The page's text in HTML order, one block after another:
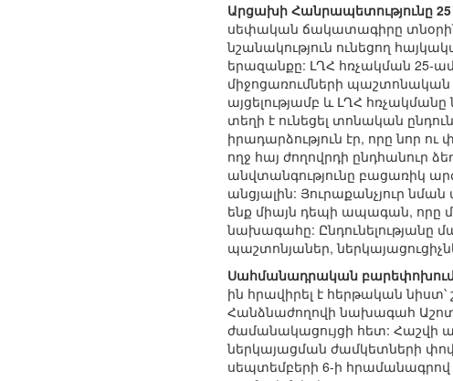
Արցախի Հանրապետությունը
սեփական ճակատագիրը
նշանակություն ունեցող
երազանքը: ԼՂՀ հռչակման 25-
միջոցառումների
այցելությամբ և ԼՂՀ
տեղի է ունեցել տոնական
իրադարձություն էր, որը նոր
ողջ հայ ժողովրդի ընդհանուր
անվտանգությունը բացառիկ
անցյալին: Յուրաքանչյուր
ենք միայն դեպի ապագան, որը
նախագահը:
պաշտոնյաներ,
Սահմանադրական
ին հրավիրել է հերթական
Հանձնաժողովի նախագահ Աշոտ
ժամանակացույցի հետ: Հաշվի
ներկայացման ժամկետների
սեպտեմբերի 6-ի